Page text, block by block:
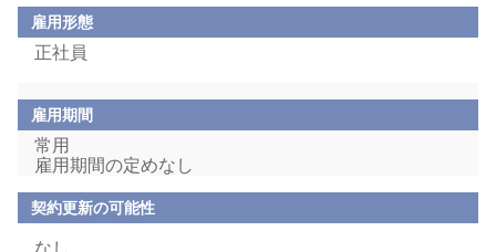
雇用形態
正社員
雇用期間
常用
雇用期間の定めなし
契約更新の可能性
なし